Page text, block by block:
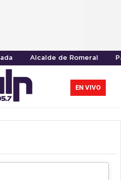
Alcalde de Romeral
EN VIVO